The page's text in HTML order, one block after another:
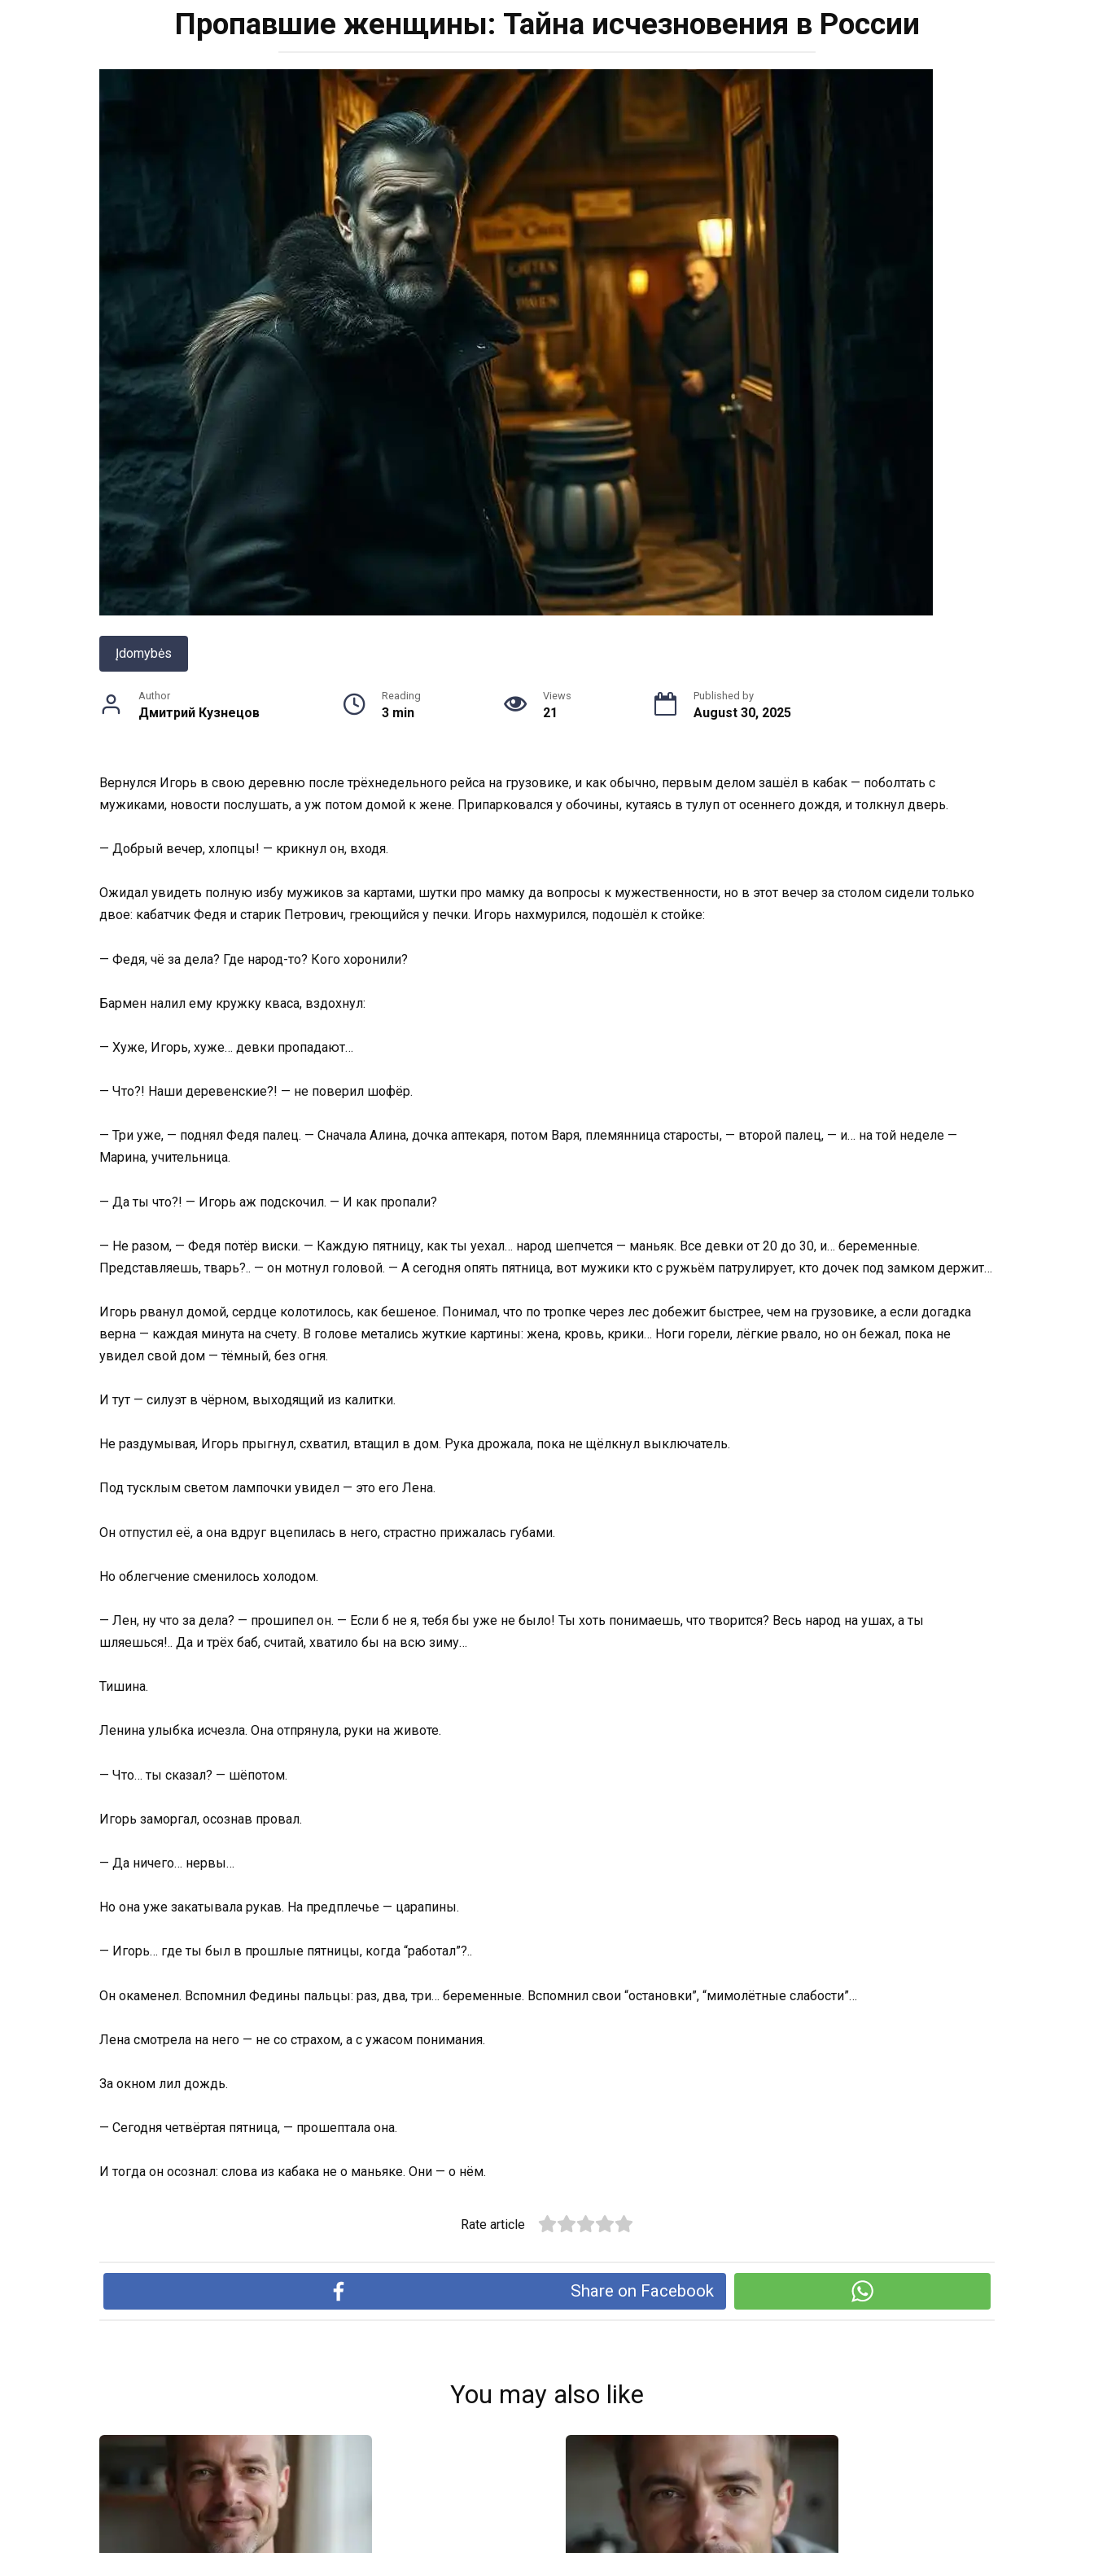
Пропавшие женщины: Тайна исчезновения в России
Įdomybės
Author
Дмитрий Кузнецов
Reading
3 min
Views
21
Published by
August 30, 2025
Вернулся Игорь в свою деревню после трёхнедельного рейса на грузовике, и как обычно, первым делом зашёл в кабак — поболтать с
мужиками, новости послушать, а уж потом домой к жене. Припарковался у обочины, кутаясь в тулуп от осеннего дождя, и толкнул дверь.
— Добрый вечер, хлопцы! — крикнул он, входя.
Ожидал увидеть полную избу мужиков за картами, шутки про мамку да вопросы к мужественности, но в этот вечер за столом сидели только
двое: кабатчик Федя и старик Петрович, греющийся у печки. Игорь нахмурился, подошёл к стойке:
— Федя, чё за дела? Где народ-то? Кого хоронили?
Бармен налил ему кружку кваса, вздохнул:
— Хуже, Игорь, хуже… девки пропадают…
— Что?! Наши деревенские?! — не поверил шофёр.
— Три уже, — поднял Федя палец. — Сначала Алина, дочка аптекаря, потом Варя, племянница старосты, — второй палец, — и… на той неделе —
Марина, учительница.
— Да ты что?! — Игорь аж подскочил. — И как пропали?
— Не разом, — Федя потёр виски. — Каждую пятницу, как ты уехал… народ шепчется — маньяк. Все девки от 20 до 30, и… беременные.
Представляешь, тварь?.. — он мотнул головой. — А сегодня опять пятница, вот мужики кто с ружьём патрулирует, кто дочек под замком держит…
Игорь рванул домой, сердце колотилось, как бешеное. Понимал, что по тропке через лес добежит быстрее, чем на грузовике, а если догадка
верна — каждая минута на счету. В голове метались жуткие картины: жена, кровь, крики… Ноги горели, лёгкие рвало, но он бежал, пока не
увидел свой дом — тёмный, без огня.
И тут — силуэт в чёрном, выходящий из калитки.
Не раздумывая, Игорь прыгнул, схватил, втащил в дом. Рука дрожала, пока не щёлкнул выключатель.
Под тусклым светом лампочки увидел — это его Лена.
Он отпустил её, а она вдруг вцепилась в него, страстно прижалась губами.
Но облегчение сменилось холодом.
— Лен, ну что за дела? — прошипел он. — Если б не я, тебя бы уже не было! Ты хоть понимаешь, что творится? Весь народ на ушах, а ты
шляешься!.. Да и трёх баб, считай, хватило бы на всю зиму…
Тишина.
Ленина улыбка исчезла. Она отпрянула, руки на животе.
— Что… ты сказал? — шёпотом.
Игорь заморгал, осознав провал.
— Да ничего… нервы…
Но она уже закатывала рукав. На предплечье — царапины.
— Игорь… где ты был в прошлые пятницы, когда “работал”?..
Он окаменел. Вспомнил Федины пальцы: раз, два, три… беременные. Вспомнил свои “остановки”, “мимолётные слабости”…
Лена смотрела на него — не со страхом, а с ужасом понимания.
За окном лил дождь.
— Сегодня четвёртая пятница, — прошептала она.
И тогда он осознал: слова из кабака не о маньяке. Они — о нём.
Rate article
Share on Facebook
You may also like